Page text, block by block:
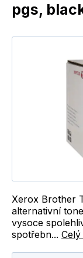
pgs,
Xerox Brother
alternativní
vysoce
spotřebn...